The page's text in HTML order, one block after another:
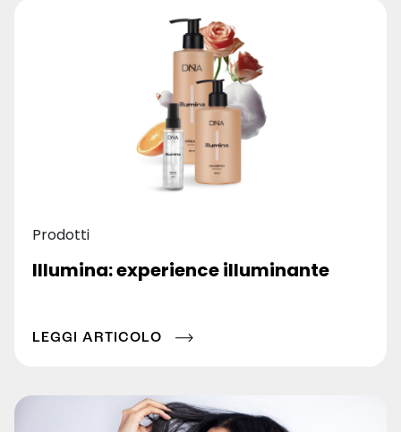
Prodotti
Illumina: experience illuminante
LEGGI ARTICOLO